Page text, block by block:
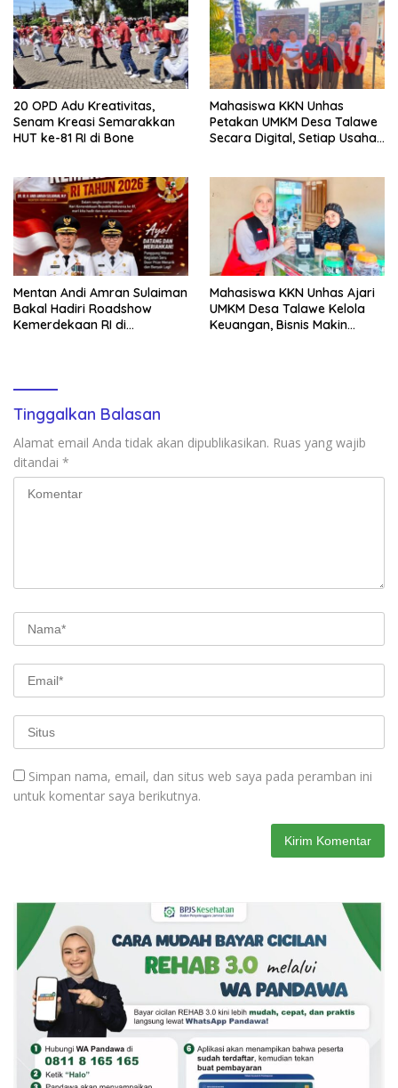
20 OPD Adu Kreativitas,
Senam Kreasi Semarakkan
HUT ke-81 RI di Bone
Mahasiswa KKN Unhas
Petakan UMKM Desa Talawe
Secara Digital, Setiap Usaha
Mentan Andi Amran Sulaiman
Bakal Hadiri Roadshow
Kemerdekaan RI di
Mahasiswa KKN Unhas Ajari
UMKM Desa Talawe Kelola
Keuangan, Bisnis Makin
Tinggalkan Balasan
Alamat email Anda tidak akan dipublikasikan. Ruas yang wajib
ditandai *
Simpan nama, email, dan situs web saya pada peramban ini
untuk komentar saya berikutnya.